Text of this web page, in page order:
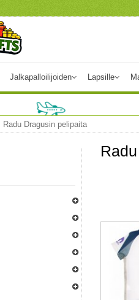
Jalkapalloilijoiden Lapsille
Radu Dragusin pelipaita